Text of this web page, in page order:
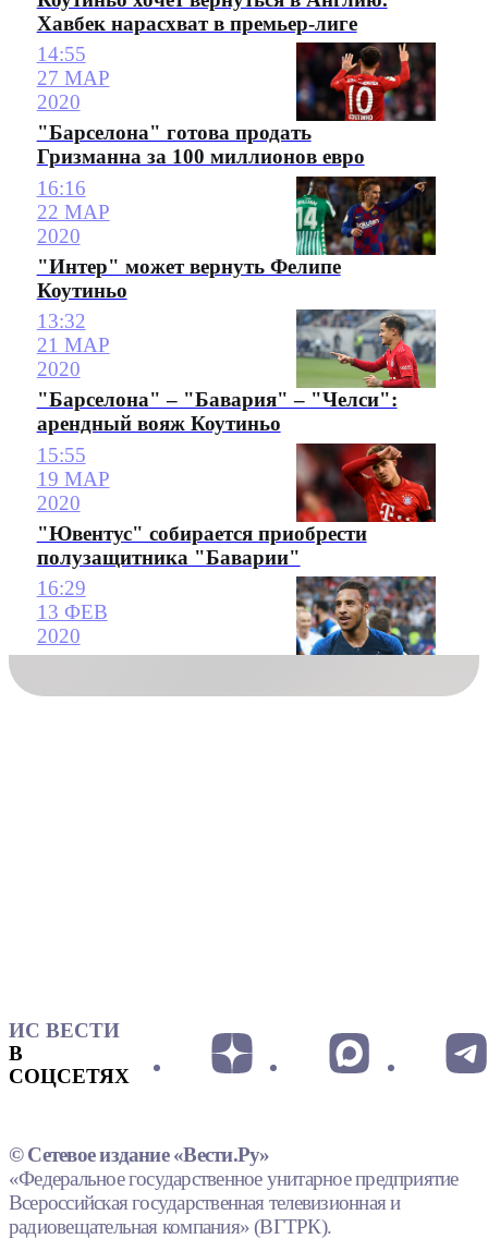
Хавбек нарасхват в премьер-лиге
14:55
27 МАР
2020
"Барселона" готова продать
Гризманна за 100 миллионов евро
16:16
22 МАР
2020
"Интер" может вернуть Фелипе
Коутиньо
13:32
21 МАР
2020
"Барселона" – "Бавария" – "Челси":
арендный вояж Коутиньо
15:55
19 МАР
2020
"Ювентус" собирается приобрести
полузащитника "Баварии"
16:29
13 ФЕВ
2020
ИС ВЕСТИ
В
СОЦСЕТЯХ
© Сетевое издание «Вести.Ру»
«Федеральное государственное унитарное предприятие
Всероссийская государственная телевизионная и
радиовещательная компания» (ВГТРК).